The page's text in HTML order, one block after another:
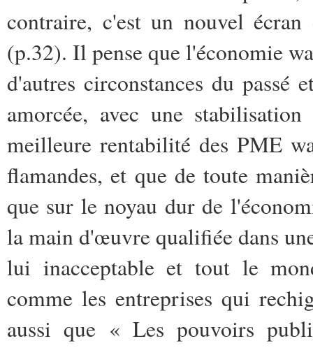
contraire, c'est un nouvel
(p.32). Il pense que l'économie
d'autres circonstances du
amorcée, avec une
meilleure rentabilité des PME
flamandes, et que de toute
que sur le noyau dur de
la main d'œuvre qualifiée dans
lui inacceptable et tout le
comme les entreprises qui
aussi que « Les pouvoirs